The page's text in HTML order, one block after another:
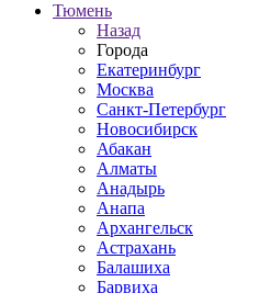
Тюмень
Назад
Города
Екатеринбург
Москва
Санкт-Петербург
Новосибирск
Абакан
Алматы
Анадырь
Анапа
Архангельск
Астрахань
Балашиха
Барвиха